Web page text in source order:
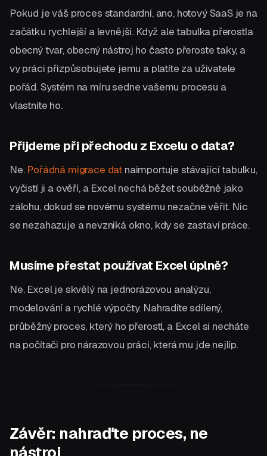
Pokud je váš proces standardní, ano, hotový SaaS je na
začátku rychlejší a levnější. Když ale tabulka přerostla
obecný tvar, obecný nástroj ho často přeroste taky, a
vy práci přizpůsobujete jemu a platíte za uživatele
pořád. Systém na míru sedne vašemu procesu a
vlastníte ho.
Přijdeme při přechodu z Excelu o data?
Ne. Pořádná migrace dat naimportuje stávající tabulku,
vyčistí ji a ověří, a Excel nechá běžet souběžně jako
zálohu, dokud se novému systému nezačne věřit. Nic
se nezahazuje a nevzniká okno, kdy se zastaví práce.
Musíme přestat používat Excel úplně?
Ne. Excel je skvělý na jednorázovou analýzu,
modelování a rychlé výpočty. Nahradíte sdílený,
průběžný proces, který ho přerostl, a Excel si necháte
na počítači pro nárazovou práci, která mu jde nejlíp.
Závěr: nahraďte proces, ne